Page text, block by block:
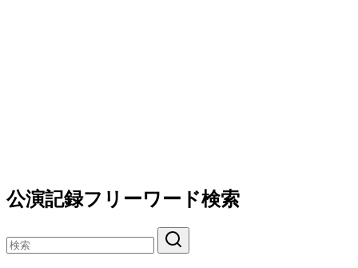
公演記録フリーワード検索